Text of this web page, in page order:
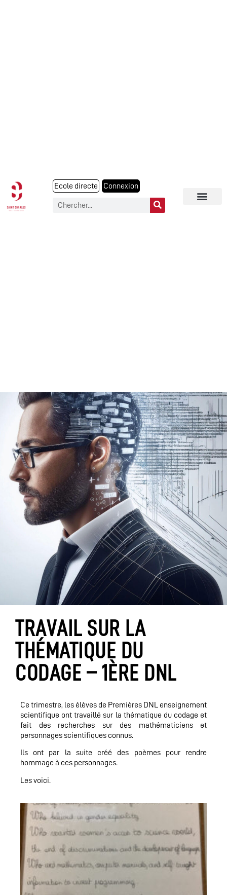
Ecole directe Connexion
TRAVAIL SUR LA
THÉMATIQUE DU
CODAGE – 1ÈRE DNL
Ce trimestre, les élèves de Premières DNL enseignement
scientifique ont travaillé sur la thématique du codage et
fait des recherches sur des mathématiciens et
personnages scientifiques connus.
Ils ont par la suite créé des poèmes pour rendre
hommage à ces personnages.
Les voici.